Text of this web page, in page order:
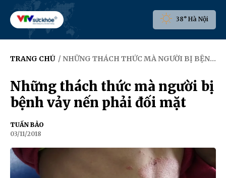
38° Hà Nội
TRANG CHỦ / NHỮNG THÁCH THỨC MÀ NGƯỜI BỊ BỆNH VẢY NẾN PHẢI ĐỐI MẶT
Những thách thức mà người bị
bệnh vảy nến phải đối mặt
TUẤN BẢO
03/11/2018